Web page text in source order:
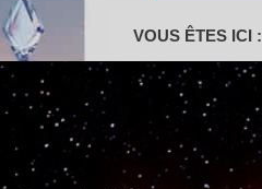
VOUS ÊTES ICI :